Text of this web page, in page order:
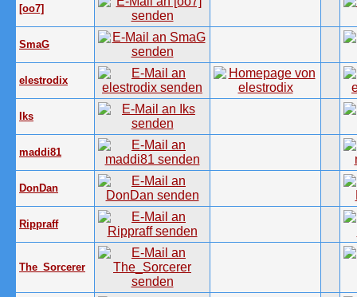
[oo7]
SmaG
elestrodix
Iks
maddi81
DonDan
Rippraff
The_Sorcerer